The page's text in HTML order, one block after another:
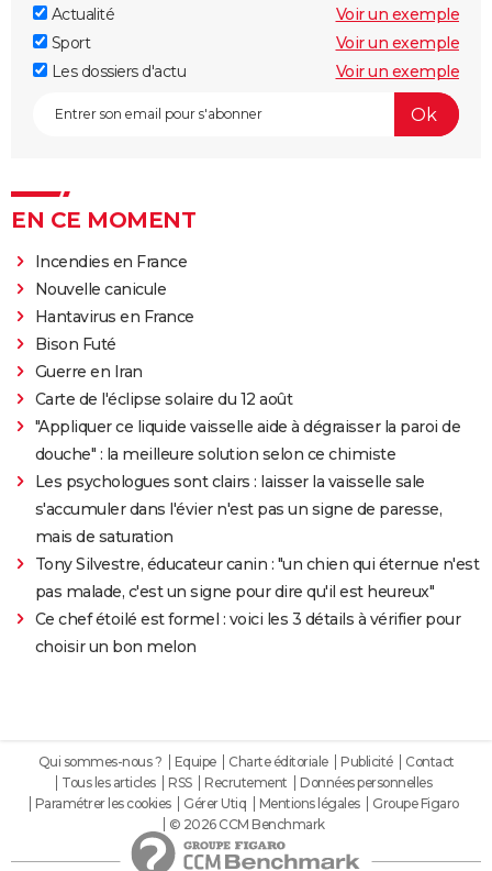
Actualité
Voir un exemple
Sport
Voir un exemple
Les dossiers d'actu
Voir un exemple
EN CE MOMENT
Incendies en France
Nouvelle canicule
Hantavirus en France
Bison Futé
Guerre en Iran
Carte de l'éclipse solaire du 12 août
"Appliquer ce liquide vaisselle aide à dégraisser la paroi de
douche" : la meilleure solution selon ce chimiste
Les psychologues sont clairs : laisser la vaisselle sale
s'accumuler dans l'évier n'est pas un signe de paresse,
mais de saturation
Tony Silvestre, éducateur canin : "un chien qui éternue n'est
pas malade, c'est un signe pour dire qu'il est heureux"
Ce chef étoilé est formel : voici les 3 détails à vérifier pour
choisir un bon melon
Qui sommes-nous ? Equipe Charte éditoriale Publicité
Contact
Tous les articles
RSS Recrutement
Données personnelles
Paramétrer les cookies
Gérer Utiq Mentions légales
Groupe Figaro
© 2026 CCM Benchmark